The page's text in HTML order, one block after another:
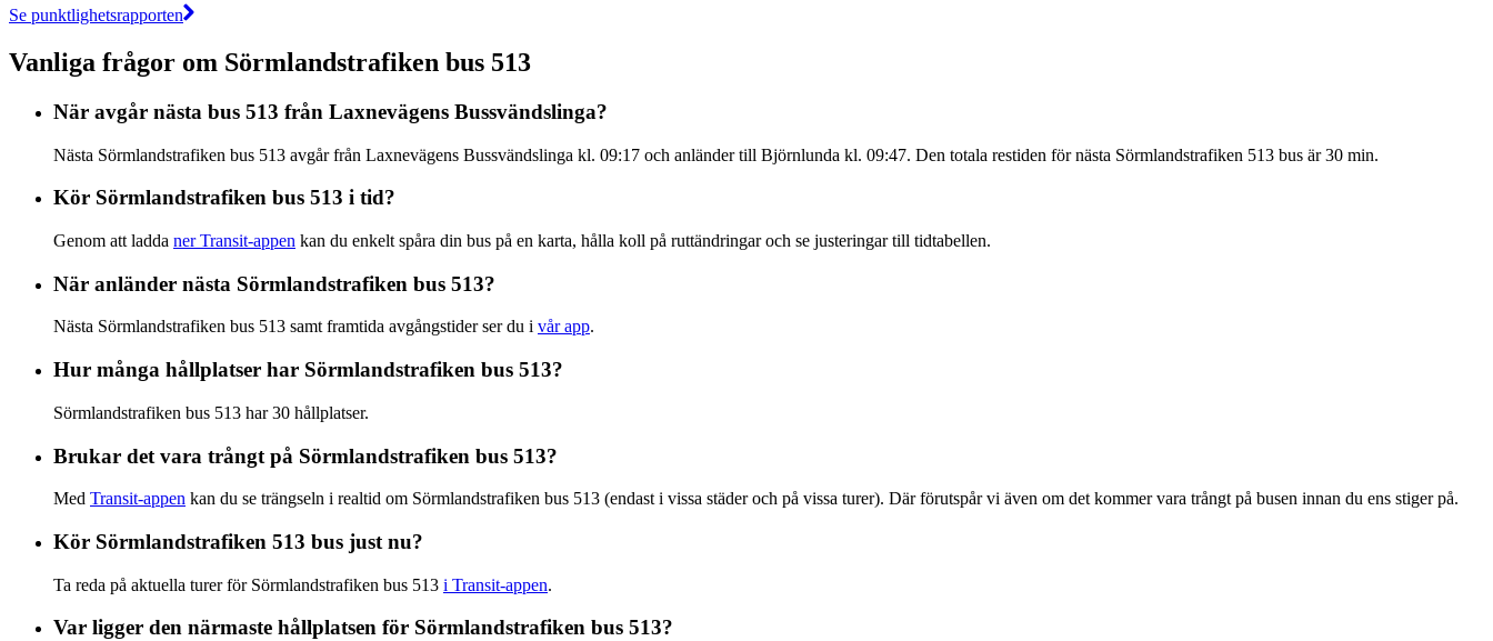
Se punktlighetsrapporten
Vanliga frågor om Sörmlandstrafiken bus 513
När avgår nästa bus 513 från Laxnevägens Bussvändslinga?
Nästa Sörmlandstrafiken bus 513 avgår från Laxnevägens Bussvändslinga kl. 09:17 och anländer till Björnlunda kl. 09:47. Den totala restiden för nästa Sörmlandstrafiken 513 bus är 30 min.
Kör Sörmlandstrafiken bus 513 i tid?
Genom att ladda ner Transit-appen kan du enkelt spåra din bus på en karta, hålla koll på ruttändringar och se justeringar till tidtabellen.
När anländer nästa Sörmlandstrafiken bus 513?
Nästa Sörmlandstrafiken bus 513 samt framtida avgångstider ser du i vår app.
Hur många hållplatser har Sörmlandstrafiken bus 513?
Sörmlandstrafiken bus 513 har 30 hållplatser.
Brukar det vara trångt på Sörmlandstrafiken bus 513?
Med Transit-appen kan du se trängseln i realtid om Sörmlandstrafiken bus 513 (endast i vissa städer och på vissa turer). Där förutspår vi även om det kommer vara trångt på busen innan du ens stiger på.
Kör Sörmlandstrafiken 513 bus just nu?
Ta reda på aktuella turer för Sörmlandstrafiken bus 513 i Transit-appen.
Var ligger den närmaste hållplatsen för Sörmlandstrafiken bus 513?